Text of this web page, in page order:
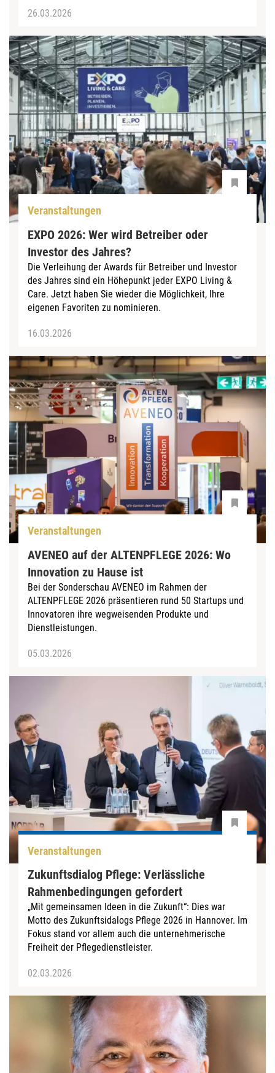
26.03.2026
Veranstaltungen
EXPO 2026: Wer wird Betreiber oder
Investor des Jahres?
Die Verleihung der Awards für Betreiber und Investor
des Jahres sind ein Höhepunkt jeder EXPO Living &
Care. Jetzt haben Sie wieder die Möglichkeit, Ihre
eigenen Favoriten zu nominieren.
16.03.2026
Veranstaltungen
AVENEO auf der ALTENPFLEGE 2026: Wo
Innovation zu Hause ist
Bei der Sonderschau AVENEO im Rahmen der
ALTENPFLEGE 2026 präsentieren rund 50 Startups und
Innovatoren ihre wegweisenden Produkte und
Dienstleistungen.
05.03.2026
Veranstaltungen
Zukunftsdialog Pflege: Verlässliche
Rahmenbedingungen gefordert
„Mit gemeinsamen Ideen in die Zukunft“: Dies war
Motto des Zukunftsidalogs Pflege 2026 in Hannover. Im
Fokus stand vor allem auch die unternehmerische
Freiheit der Pflegedienstleister.
02.03.2026